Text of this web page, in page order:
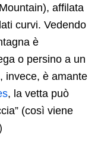
affilata
curvi. Vedendo
è
o persino a un
invece, è amante
, la vetta può
(così viene